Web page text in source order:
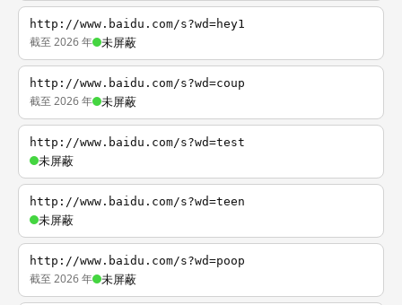
http://www.baidu.com/s?wd=hey1
截至 2026 年 未屏蔽
http://www.baidu.com/s?wd=coup
截至 2026 年 未屏蔽
http://www.baidu.com/s?wd=test
未屏蔽
http://www.baidu.com/s?wd=teen
未屏蔽
http://www.baidu.com/s?wd=poop
截至 2026 年 未屏蔽